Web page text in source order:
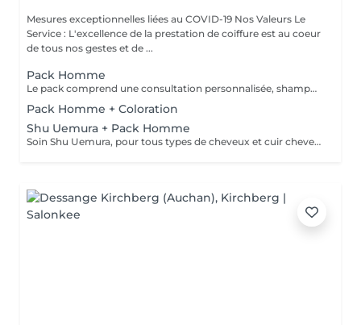
Mesures exceptionnelles liées au COVID-19 Nos Valeurs Le
Service : L'excellence de la prestation de coiffure est au coeur
de tous nos gestes et de ...
Pack Homme
Le pack comprend une consultation personnalisée, shampooing et conditionneur spécifiques REDKEN, la coupe IGORANCE (finitions sur cheveux secs ) et les produits de styling REDKEN * Tarifs à titre indicatifs à confirmer après la consultation personnalisée établit auprès de votre coiffeur/stylist/spécialiste * La direction se réserve le droit d’apporter des modifications pour le bon fonctionnement du salon
Pack Homme + Coloration
Shu Uemura + Pack Homme
Soin Shu Uemura, pour tous types de cheveux et cuir chevelu + Pack Homme